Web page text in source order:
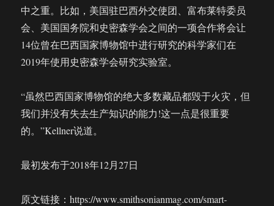
中之重。比如，美国驻巴西外交使团、富布莱特委员
会、美国国务院和史密森学会之间的一项合作将会让
14位曾在巴西国家博物馆中进行研究的科学家们在
2019年使用史密森学会研究实验室。
“虽然巴西国家博物馆的绝大多数藏品都毁于火灾，但
我们并没有失去生产知识的能力!这一点是很重要
的。”Kellner说道。
最初发布于2018年12月27日
原文链接：https://www.smithsonianmag.com/smart-